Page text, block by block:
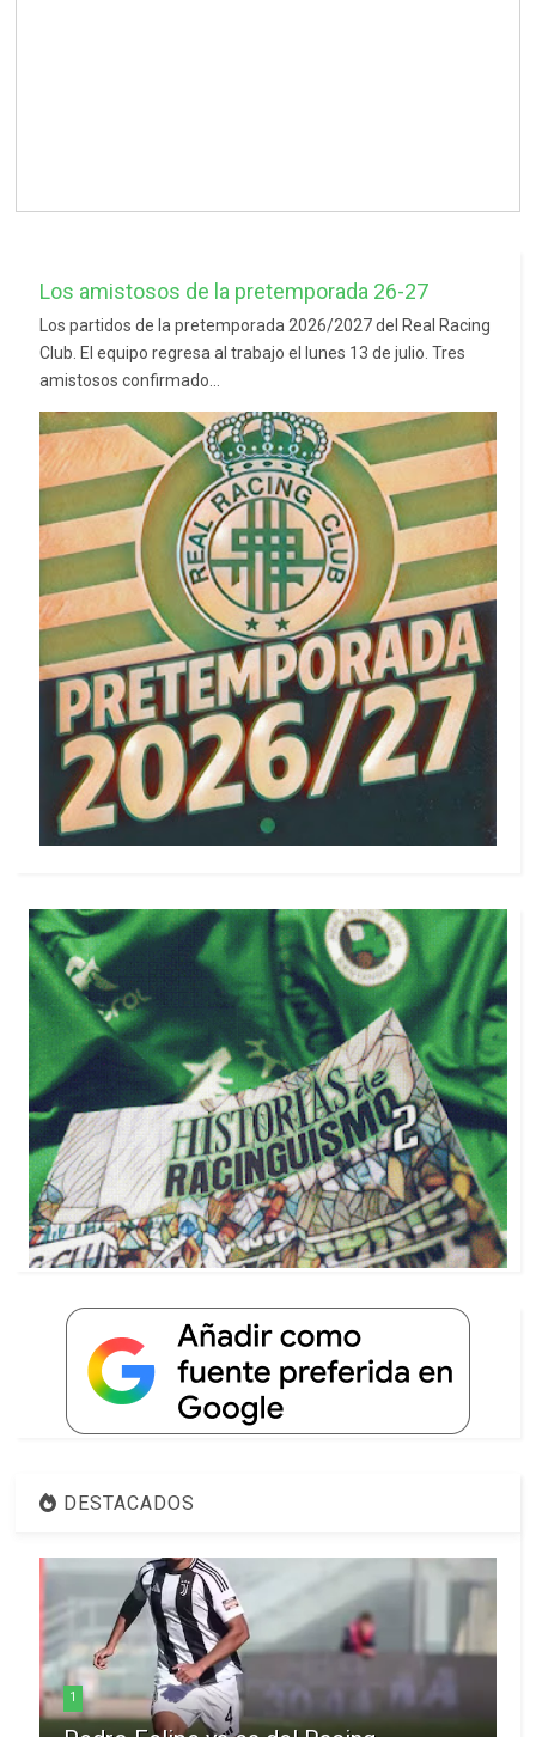
Los amistosos de la pretemporada 26-27
Los partidos de la pretemporada 2026/2027 del Real Racing
Club. El equipo regresa al trabajo el lunes 13 de julio. Tres
amistosos confirmado...
DESTACADOS
1